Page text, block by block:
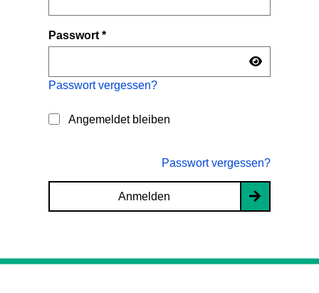
Passwort*
Passwort vergessen?
Angemeldet bleiben
Passwort vergessen?
Anmelden